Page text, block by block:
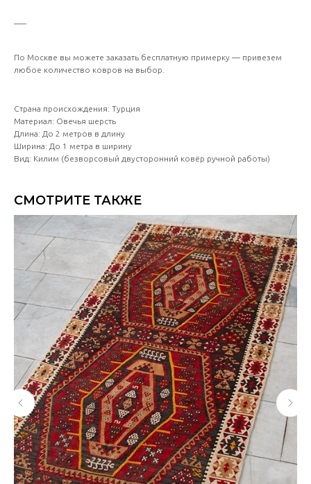
По Москве вы можете заказать бесплатную примерку — привезем
любое количество ковров на выбор.
Страна происхождения: Турция
Материал: Овечья шерсть
Длина: До 2 метров в длину
Ширина: До 1 метра в ширину
Вид: Килим (безворсовый двусторонний ковёр ручной работы)
СМОТРИТЕ ТАКЖЕ